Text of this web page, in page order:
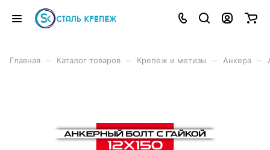
Главная Каталог товаров Крепеж и метизы Анкера